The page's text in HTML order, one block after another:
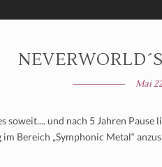
Mai
soweit.... und nach 5 Jahren
Bereich „Symphonic Metal“